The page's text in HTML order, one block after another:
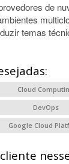
de
temas
Cloud
DevOps
Google Cloud